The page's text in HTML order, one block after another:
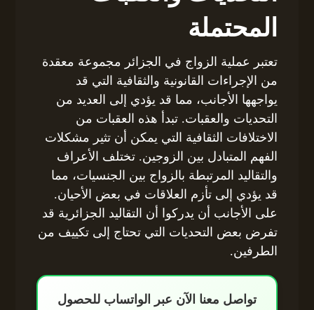
المحتملة
تعتبر عملية الزواج في الجزائر مجموعة معقدة
من الإجراءات القانونية والثقافية التي قد
يواجهها الأجانب، مما قد يؤدي إلى العديد من
التحديات والعقبات. تبدأ هذه العقبات من
الاختلافات الثقافية التي يمكن أن تثير مشكلات
الفهم المتبادل بين الزوجين. تختلف الأعراف
والتقاليد المرتبطة بالزواج بين الجنسيات، مما
قد يؤدي إلى تأزم العلاقات في بعض الأحيان.
على الأجانب أن يدركوا أن التقاليد الجزائرية قد
تفرض بعض التحديات التي تحتاج إلى تكييف من
الطرفين.
تواصل معنا الآن عبر الواتساب للحصول